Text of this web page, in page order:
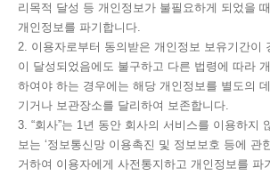
리목적 달성 등 개인정보가 불필요하게 되었을
개인정보를 파기합니다.
2. 이용자로부터 동의받은 개인정보 보유기간이
이 달성되었음에도 불구하고 다른 법령에 따라
하여야 하는 경우에는 해당 개인정보를 별도의
기거나 보관장소를 달리하여 보존합니다.
3. “회사”는 1년 동안 회사의 서비스를 이용하지
보는 ‘정보통신망 이용촉진 및 정보보호 등에 관
거하여 이용자에게 사전통지하고 개인정보를 파